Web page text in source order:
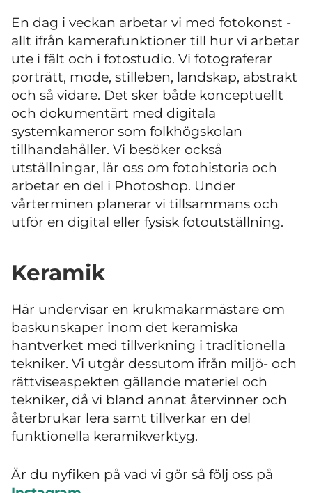
En dag i veckan arbetar vi med fotokonst -
allt ifrån kamerafunktioner till hur vi arbetar
ute i fält och i fotostudio. Vi fotograferar
porträtt, mode, stilleben, landskap, abstrakt
och så vidare. Det sker både konceptuellt
och dokumentärt med digitala
systemkameror som folkhögskolan
tillhandahåller. Vi besöker också
utställningar, lär oss om fotohistoria och
arbetar en del i Photoshop. Under
vårterminen planerar vi tillsammans och
utför en digital eller fysisk fotoutställning.
Keramik
Här undervisar en krukmakarmästare om
baskunskaper inom det keramiska
hantverket med tillverkning i traditionella
tekniker. Vi utgår dessutom ifrån miljö- och
rättviseaspekten gällande materiel och
tekniker, då vi bland annat återvinner och
återbrukar lera samt tillverkar en del
funktionella keramikverktyg.
Är du nyfiken på vad vi gör så följ oss på